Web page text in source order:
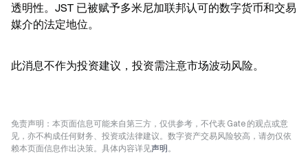
透明性。JST 已被赋予多米尼加联邦认可的数字货币和交易
媒介的法定地位。
此消息不作为投资建议，投资需注意市场波动风险。
免责声明：本页面信息可能来自第三方，仅供参考，不代表 Gate 的观点或意
见，亦不构成任何财务、投资或法律建议。数字资产交易风险较高，请勿仅依
赖本页面信息作出决策。具体内容详见声明。